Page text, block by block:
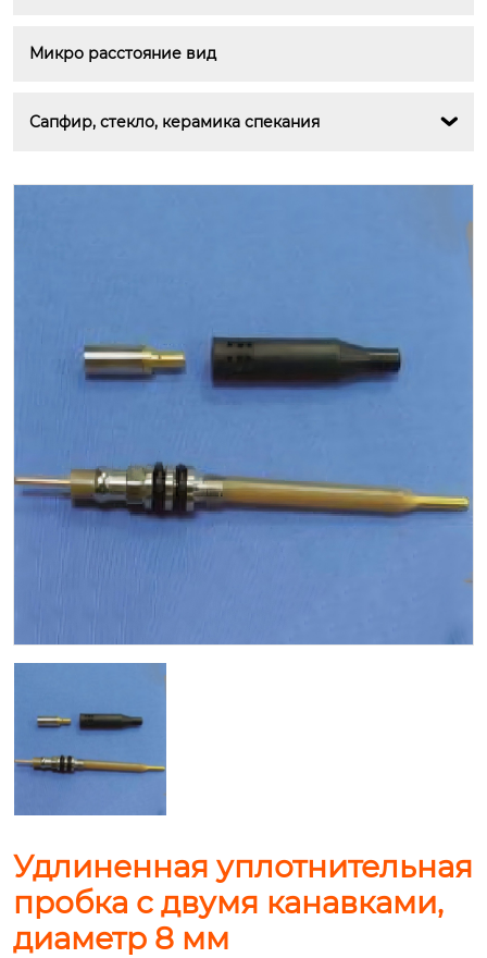
Микро расстояние вид
Сапфир, стекло, керамика спекания 
Удлиненная уплотнительная
пробка с двумя канавками,
диаметр 8 мм